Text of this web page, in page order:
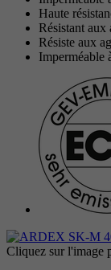
Haute
Résistant aux
Résiste aux
Imperméable
Cliquez sur l'image
Période
Objectif
Nom
Prestataire
Période
Objectif
Nom
Prestataire
Période
Objectif
Objectif